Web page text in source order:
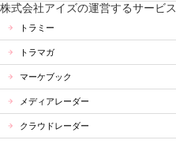
株式会社アイズの運営するサービス
トラミー
トラマガ
マーケブック
メディアレーダー
クラウドレーダー